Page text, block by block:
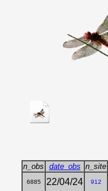
n_obs date_obs n_site
6885 22/04/24 912